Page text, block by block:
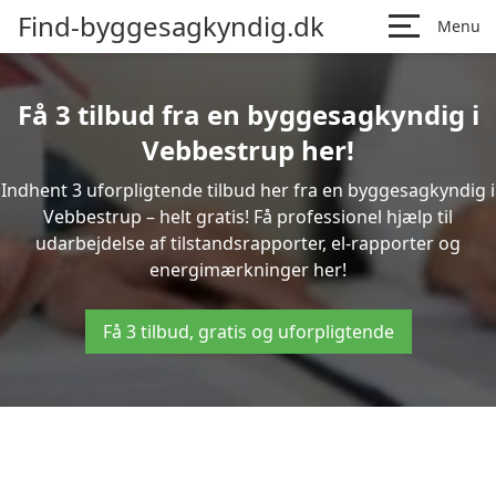
Find-byggesagkyndig.dk Menu
Få 3 tilbud fra en byggesagkyndig i
Vebbestrup her!
Indhent 3 uforpligtende tilbud her fra en byggesagkyndig i
Vebbestrup – helt gratis! Få professionel hjælp til
udarbejdelse af tilstandsrapporter, el-rapporter og
energimærkninger her!
Få 3 tilbud, gratis og uforpligtende